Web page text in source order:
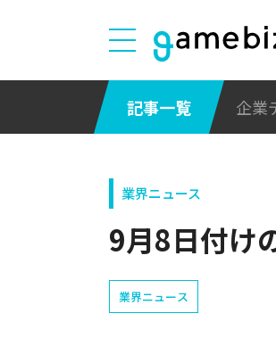
記事一覧 企業
業界ニュース
9月8日付け
業界ニュース